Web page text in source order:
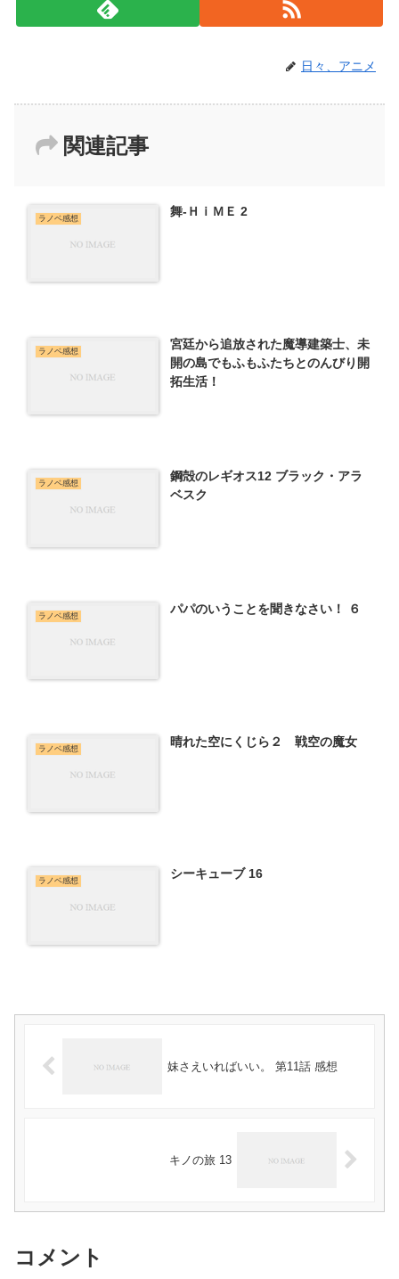
日々、アニメ
関連記事
ラノベ感想 舞-ＨｉＭＥ 2
ラノベ感想
宮廷から追放された魔導建築士、未
開の島でもふもふたちとのんびり開
拓生活！
ラノベ感想
鋼殻のレギオス12 ブラック・アラ
ベスク
ラノベ感想 パパのいうことを聞きなさい！ ６
ラノベ感想 晴れた空にくじら２ 戦空の魔女
ラノベ感想 シーキューブ 16
妹さえいればいい。 第11話 感想
キノの旅 13
コメント